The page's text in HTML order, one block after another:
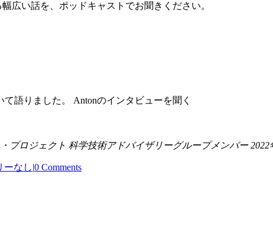
広い話を、ポッドキャストでお聞きください。
語りました。 Antonのインタビューを聞く
プロジェクト 科学技術アドバイザリーグループメンバー 2022
ーなし|0 Comments